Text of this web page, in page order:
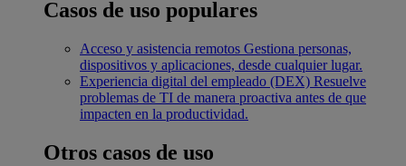
Casos de uso populares
Acceso y asistencia remotos Gestiona personas,
dispositivos y aplicaciones, desde cualquier lugar.
Experiencia digital del empleado (DEX) Resuelve
problemas de TI de manera proactiva antes de que
impacten en la productividad.
Otros casos de uso